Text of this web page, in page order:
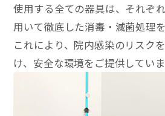
使用する全ての器具は、それぞ
用いて徹底した消毒・滅菌処理を
これにより、院内感染のリスク
け、安全な環境をご提供していま